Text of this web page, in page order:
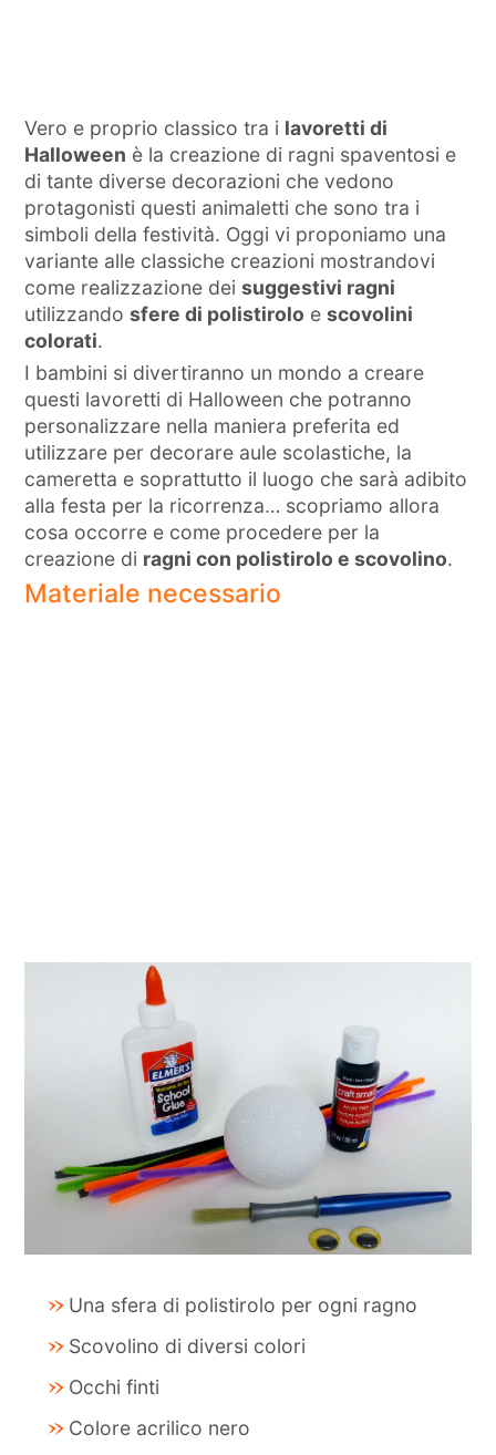
Vero e proprio classico tra i lavoretti di
Halloween è la creazione di ragni spaventosi e
di tante diverse decorazioni che vedono
protagonisti questi animaletti che sono tra i
simboli della festività. Oggi vi proponiamo una
variante alle classiche creazioni mostrandovi
come realizzazione deisuggestivi ragni
utilizzandosfere di polistirolo escovolini
colorati.
I bambini si divertiranno un mondo a creare
questi lavoretti di Halloween che potranno
personalizzare nella maniera preferita ed
utilizzare per decorare aule scolastiche, la
cameretta e soprattutto il luogo che sarà adibito
alla festa per la ricorrenza… scopriamo allora
cosa occorre e come procedere per la
creazione di ragni con polistirolo e scovolino.
Materiale necessario
Una sfera di polistirolo per ogni ragno
Scovolino di diversi colori
Occhi finti
Colore acrilico nero